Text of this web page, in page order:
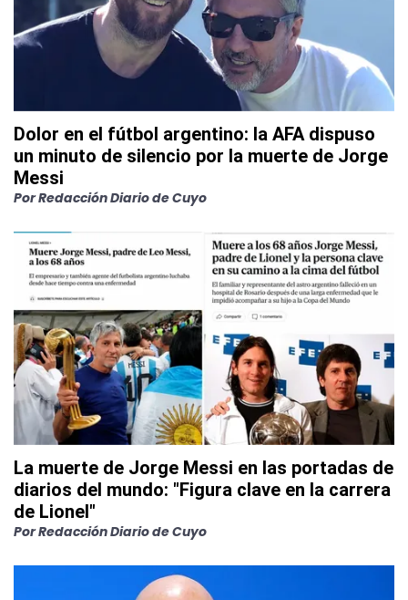
Dolor en el fútbol argentino: la AFA dispuso
un minuto de silencio por la muerte de Jorge
Messi
PorRedacción Diario de Cuyo
La muerte de Jorge Messi en las portadas de
diarios del mundo: "Figura clave en la carrera
de Lionel"
PorRedacción Diario de Cuyo